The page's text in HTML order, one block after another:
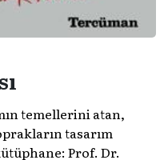
temellerini atan,
tasarım
Prof. Dr.